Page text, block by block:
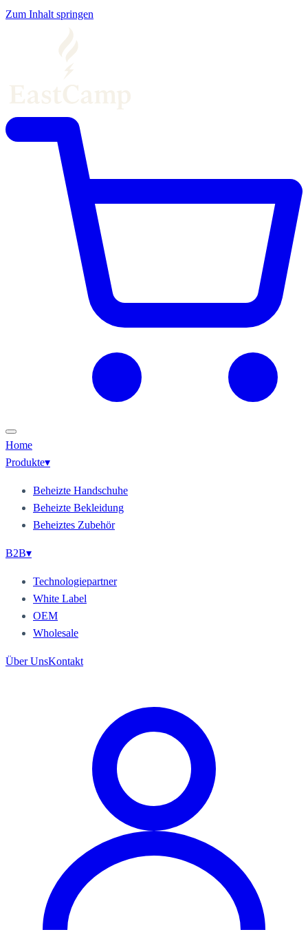
Zum Inhalt springen
Home
Produkte▾
Beheizte Handschuhe
Beheizte Bekleidung
Beheiztes Zubehör
B2B▾
Technologiepartner
White Label
OEM
Wholesale
Über UnsKontakt